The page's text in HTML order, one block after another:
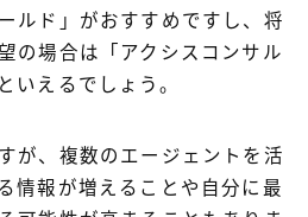
ルド」がおすすめですし、将
の場合は「アクシスコンサル
いえるでしょう。
が、複数のエージェントを活
情報が増えることや自分に最